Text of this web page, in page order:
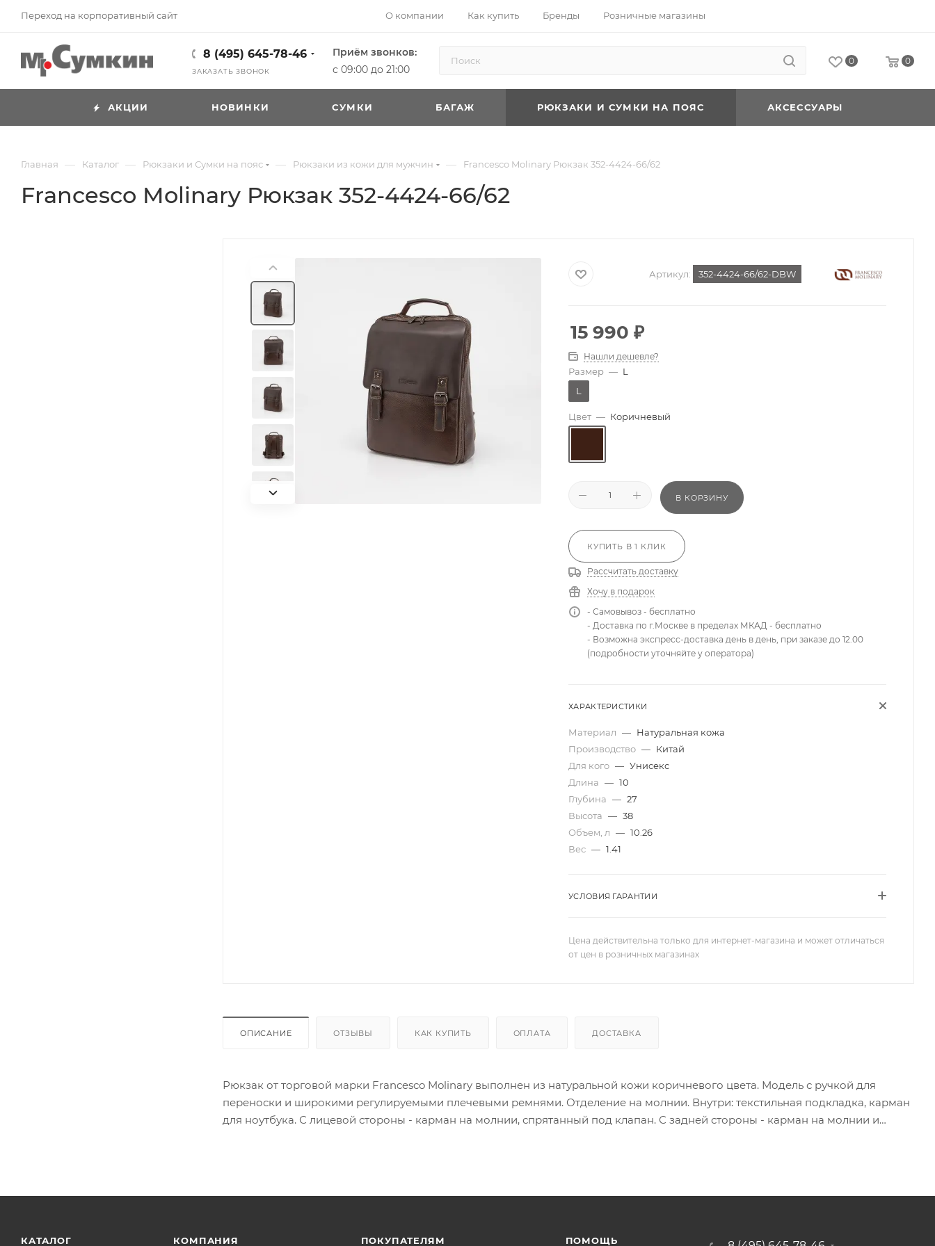
Переход на корпоративный сайт О компании Как купить Бренды Розничные магазины
8 (495) 645-78-46
ЗАКАЗАТЬ ЗВОНОК
Приём звонков:
с 09:00 до 21:00
0 0
АКЦИИ НОВИНКИ CУМКИ БАГАЖ РЮКЗАКИ И СУМКИ НА ПОЯС АКСЕССУАРЫ
Главная — Каталог — Рюкзаки и Сумки на пояс — Рюкзаки из кожи для мужчин — Francesco Molinary Рюкзак 352-4424-66/62
Francesco Molinary Рюкзак 352-4424-66/62
Артикул: 352-4424-66/62-DBW
15 990 ₽
Нашли дешевле?
Размер — L
L
Цвет — Коричневый
В КОРЗИНУ
КУПИТЬ В 1 КЛИК
Рассчитать доставку
Хочу в подарок
- Самовывоз - бесплатно
- Доставка по г.Москве в пределах МКАД - бесплатно
- Возможна экспресс-доставка день в день, при заказе до 12.00
(подробности уточняйте у оператора)
ХАРАКТЕРИСТИКИ
Материал — Натуральная кожа
Производство — Китай
Для кого — Унисекс
Длина — 10
Глубина — 27
Высота — 38
Объем, л — 10.26
Вес — 1.41
УСЛОВИЯ ГАРАНТИИ
Цена действительна только для интернет-магазина и может отличаться
от цен в розничных магазинах
ОПИСАНИЕ ОТЗЫВЫ КАК КУПИТЬ ОПЛАТА ДОСТАВКА
Рюкзак от торговой марки Francesco Molinary выполнен из натуральной кожи коричневого цвета. Модель с ручкой для
переноски и широкими регулируемыми плечевыми ремнями. Отделение на молнии. Внутри: текстильная подкладка, карман
для ноутбука. С лицевой стороны - карман на молнии, спрятанный под клапан. С задней стороны - карман на молнии и
КАТАЛОГ КОМПАНИЯ ПОКУПАТЕЛЯМ ПОМОЩЬ